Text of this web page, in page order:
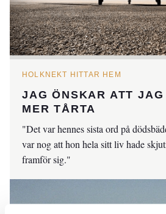
HOLKNEKT HITTAR HEM
JAG ÖNSKAR ATT
MER TÅRTA
"Det var hennes sista ord på
var nog att hon hela sitt liv hade
framför sig."